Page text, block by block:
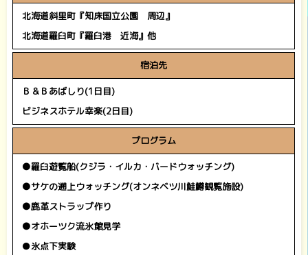
北海道斜里町『知床国立公園 周辺』
北海道羅臼町『羅臼港 近海』他
宿泊先
Ｂ＆Ｂあばしり(1日目)
ビジネスホテル幸楽(2日目)
プログラム
●羅臼遊覧船(クジラ・イルカ・バードウォッチング)
●サケの遡上ウォッチング(オンネベツ川鮭鱒観覧施設)
●鹿革ストラップ作り
●オホーツク流氷館見学
●氷点下実験